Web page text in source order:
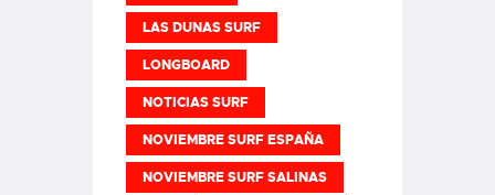
LAS DUNAS SURF
LONGBOARD
NOTICIAS SURF
NOVIEMBRE SURF ESPAÑA
NOVIEMBRE SURF SALINAS